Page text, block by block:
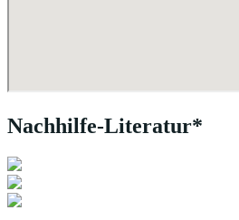
Nachhilfe-Literatur*